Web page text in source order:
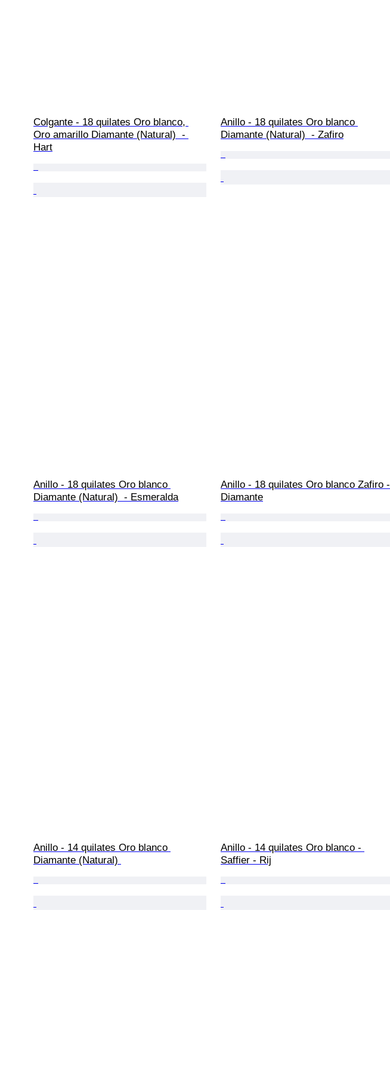
Colgante - 18 quilates Oro blanco,
Oro amarillo Diamante (Natural)  -
Hart
Anillo - 18 quilates Oro blanco
Diamante (Natural)  - Zafiro
Anillo - 18 quilates Oro blanco
Diamante (Natural)  - Esmeralda
Anillo - 18 quilates Oro blanco Zafiro -
Diamante
Anillo - 14 quilates Oro blanco
Diamante (Natural)
Anillo - 14 quilates Oro blanco -
Saffier - Rij